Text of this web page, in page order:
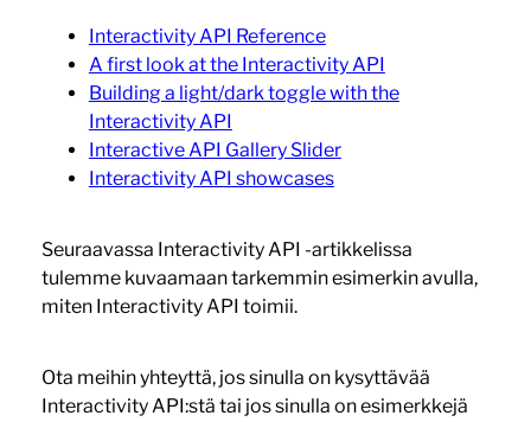
Interactivity API Reference
A first look at the Interactivity API
Building a light/dark toggle with the
Interactivity API
Interactive API Gallery Slider
Interactivity API showcases
Seuraavassa Interactivity API -artikkelissa
tulemme kuvaamaan tarkemmin esimerkin avulla,
miten Interactivity API toimii.
Ota meihin yhteyttä, jos sinulla on kysyttävää
Interactivity API:stä tai jos sinulla on esimerkkejä